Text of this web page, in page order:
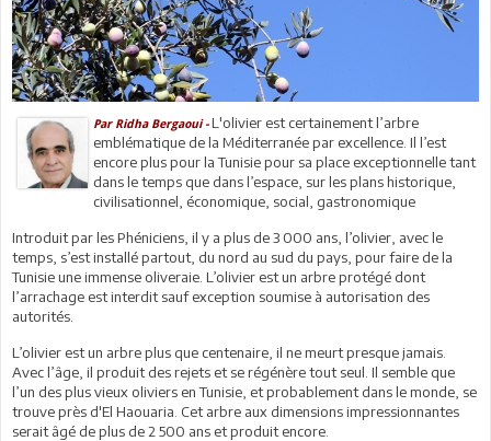
Par Ridha Bergaoui -L'olivier est certainement l’arbre
emblématique de la Méditerranée par excellence. Il l’est
encore plus pour la Tunisie pour sa place exceptionnelle tant
dans le temps que dans l’espace, sur les plans historique,
civilisationnel, économique, social, gastronomique
Introduit par les Phéniciens, il y a plus de 3 000 ans, l’olivier, avec le
temps, s’est installé partout, du nord au sud du pays, pour faire de la
Tunisie une immense oliveraie. L’olivier est un arbre protégé dont
l’arrachage est interdit sauf exception soumise à autorisation des
autorités.
L’olivier est un arbre plus que centenaire, il ne meurt presque jamais.
Avec l’âge, il produit des rejets et se régénère tout seul. Il semble que
l’un des plus vieux oliviers en Tunisie, et probablement dans le monde, se
trouve près d'El Haouaria. Cet arbre aux dimensions impressionnantes
serait âgé de plus de 2 500 ans et produit encore.